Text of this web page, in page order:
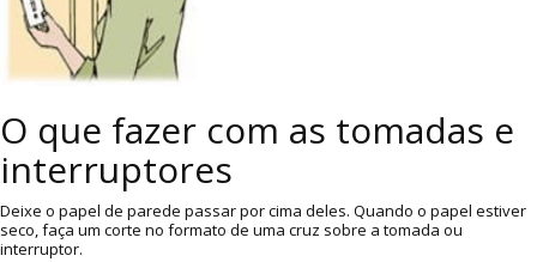
O que fazer com as tomadas e
interruptores
Deixe o papel de parede passar por cima deles. Quando o papel estiver
seco, faça um corte no formato de uma cruz sobre a tomada ou
interruptor.